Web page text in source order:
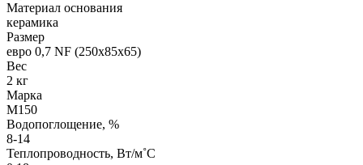
Материал основания
керамика
Размер
евро 0,7 NF (250х85х65)
Вес
2 кг
Марка
М150
Водопоглощение, %
8-14
Теплопроводность, Вт/м˚С